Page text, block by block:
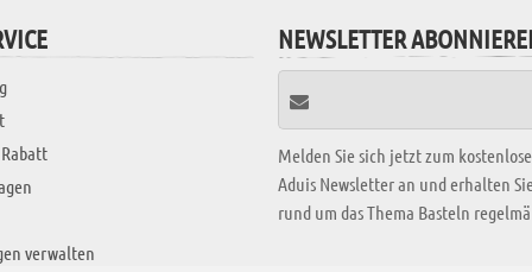
verwalten
NEWSLETTER
Melden Sie sich jetzt zum
Aduis Newsletter an und erhalten
rund um das Thema Basteln